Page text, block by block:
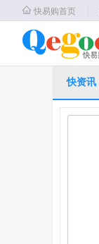
快易购首页
快资讯